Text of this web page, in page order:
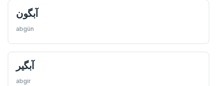
آبگون
abgün
آبگیر
abgir